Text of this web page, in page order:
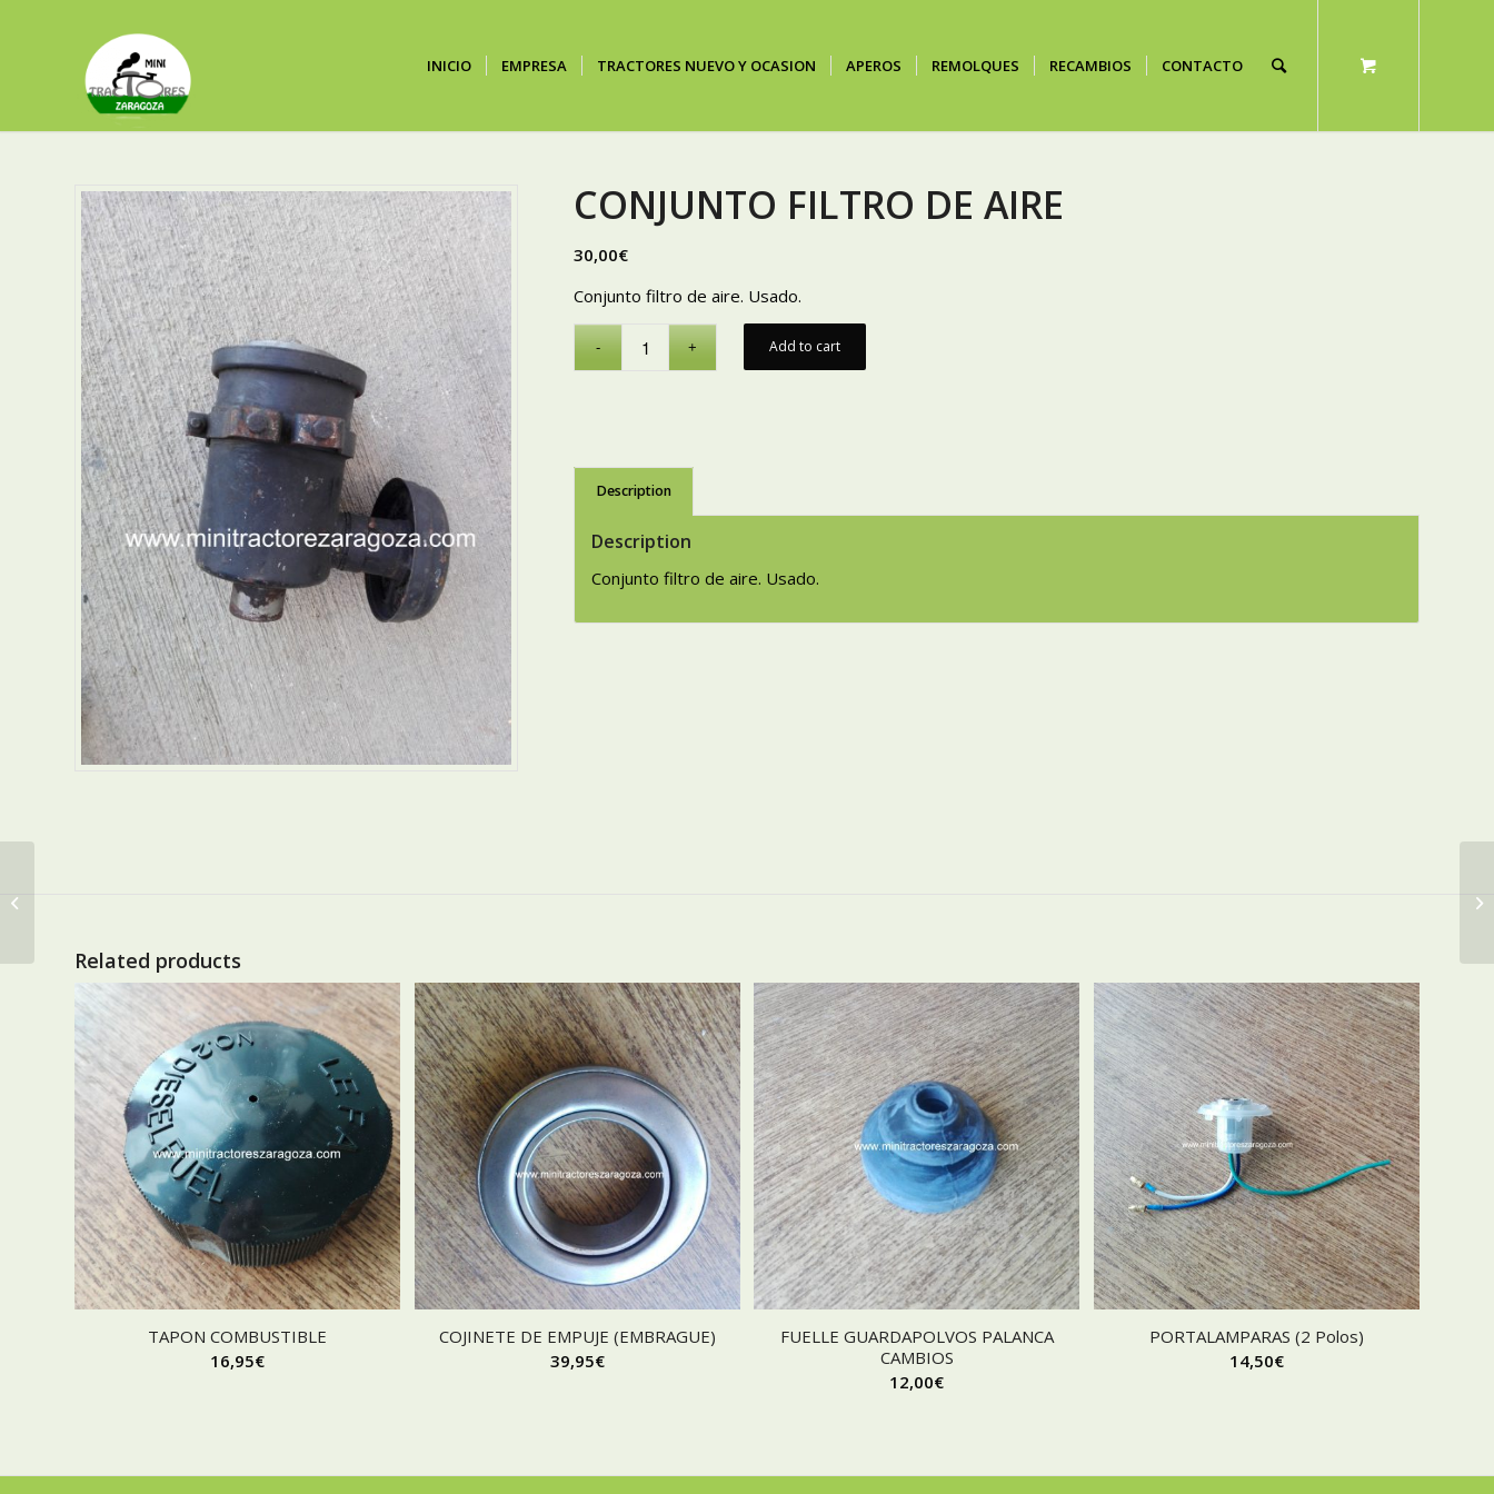
INICIO EMPRESA TRACTORES NUEVO Y OCASION APEROS REMOLQUES RECAMBIOS CONTACTO
CONJUNTO FILTRO DE AIRE
30,00€
Conjunto filtro de aire. Usado.
Add to cart
Description
Description
Conjunto filtro de aire. Usado.
Related products
TAPON COMBUSTIBLE
16,95€
COJINETE DE EMPUJE (EMBRAGUE)
39,95€
FUELLE GUARDAPOLVOS PALANCA
CAMBIOS
12,00€
PORTALAMPARAS (2 Polos)
14,50€